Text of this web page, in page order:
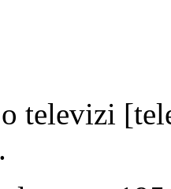
televizi